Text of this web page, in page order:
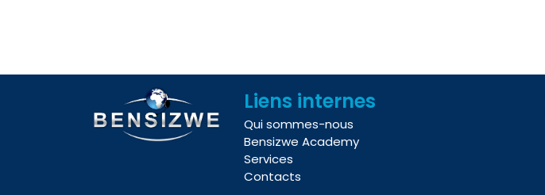
Liens internes
Qui sommes-nous
Bensizwe Academy
Services
Contacts